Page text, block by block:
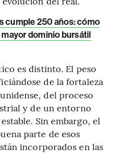
cumple 250 años: cómo
dominio bursátil
es distinto. El peso
de la fortaleza
del proceso
y de un entorno
Sin embargo, el
parte de esos
incorporados en las